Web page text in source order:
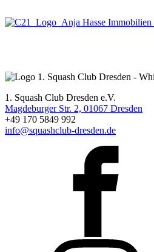
1. Squash Club Dresden e.V.
Magdeburger Str. 2, 01067 Dresden
+49 170 5849 992
info@squashclub-dresden.de